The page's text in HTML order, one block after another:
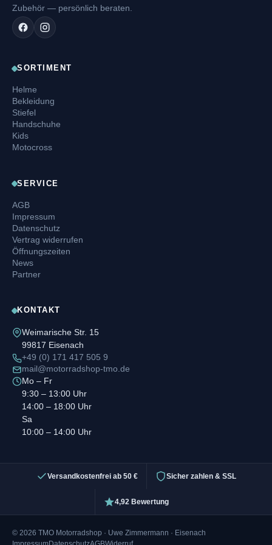
Zubehör — persönlich beraten.
SORTIMENT
Helme
Bekleidung
Stiefel
Handschuhe
Kids
Motocross
SERVICE
AGB
Impressum
Datenschutz
Vertrag widerrufen
Öffnungszeiten
News
Partner
KONTAKT
Weimarische Str. 15
99817 Eisenach
+49 (0) 171 417 505 9
mail@motorradshop-tmo.de
Mo – Fr
9:30 – 13:00 Uhr
14:00 – 18:00 Uhr
Sa
10:00 – 14:00 Uhr
Versandkostenfrei ab 50 € Sicher zahlen & SSL
4,92 Bewertung
© 2026 TMO Motorradshop · Uwe Zimmermann · Eisenach